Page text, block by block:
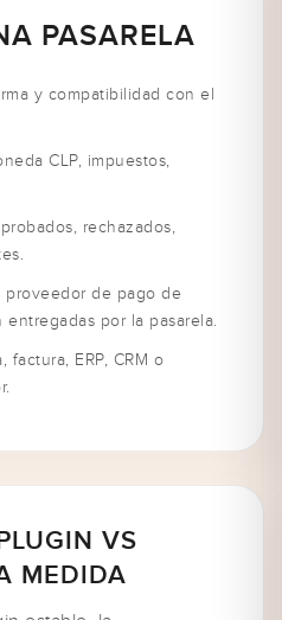
PASARELA
y compatibilidad con el
CLP, impuestos,
rechazados,
proveedor de pago de
por la pasarela.
ERP, CRM o
VS
MEDIDA